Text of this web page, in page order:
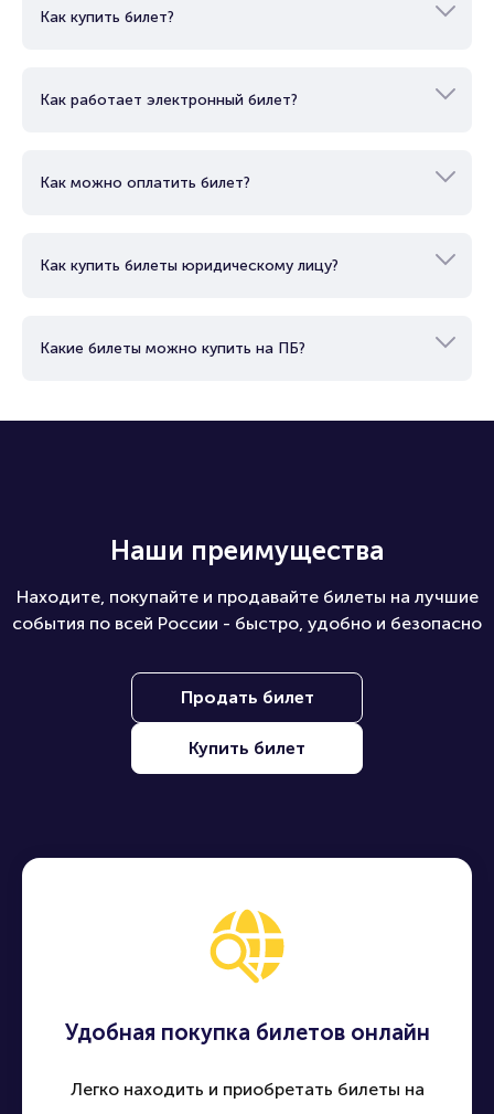
Как купить билет?
Как работает электронный билет?
Как можно оплатить билет?
Как купить билеты юридическому лицу?
Какие билеты можно купить на ПБ?
Наши преимущества
Находите, покупайте и продавайте билеты на лучшие
события по всей России - быстро, удобно и безопасно
Продать билет
Купить билет
Удобная покупка билетов онлайн
Легко находить и приобретать билеты на